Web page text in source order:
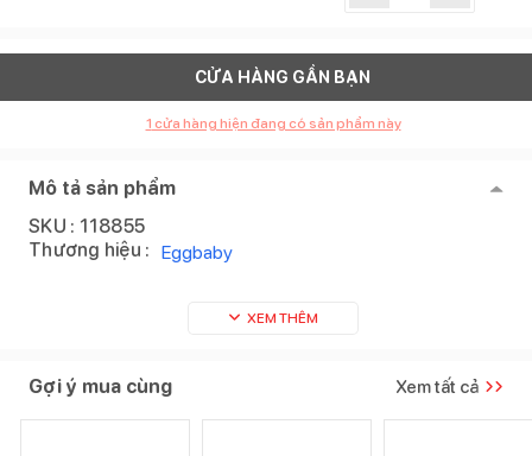
CỬA HÀNG GẦN BẠN
1 cửa hàng hiện đang có sản phẩm này
Mô tả sản phẩm
SKU : 118855
Thương hiệu : Eggbaby
XEM THÊM
Gợi ý mua cùng Xem tất cả